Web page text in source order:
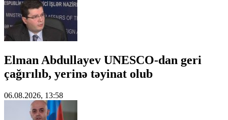
Elman Abdullayev UNESCO-dan geri
çağırılıb, yerinə təyinat olub
06.08.2026, 13:58